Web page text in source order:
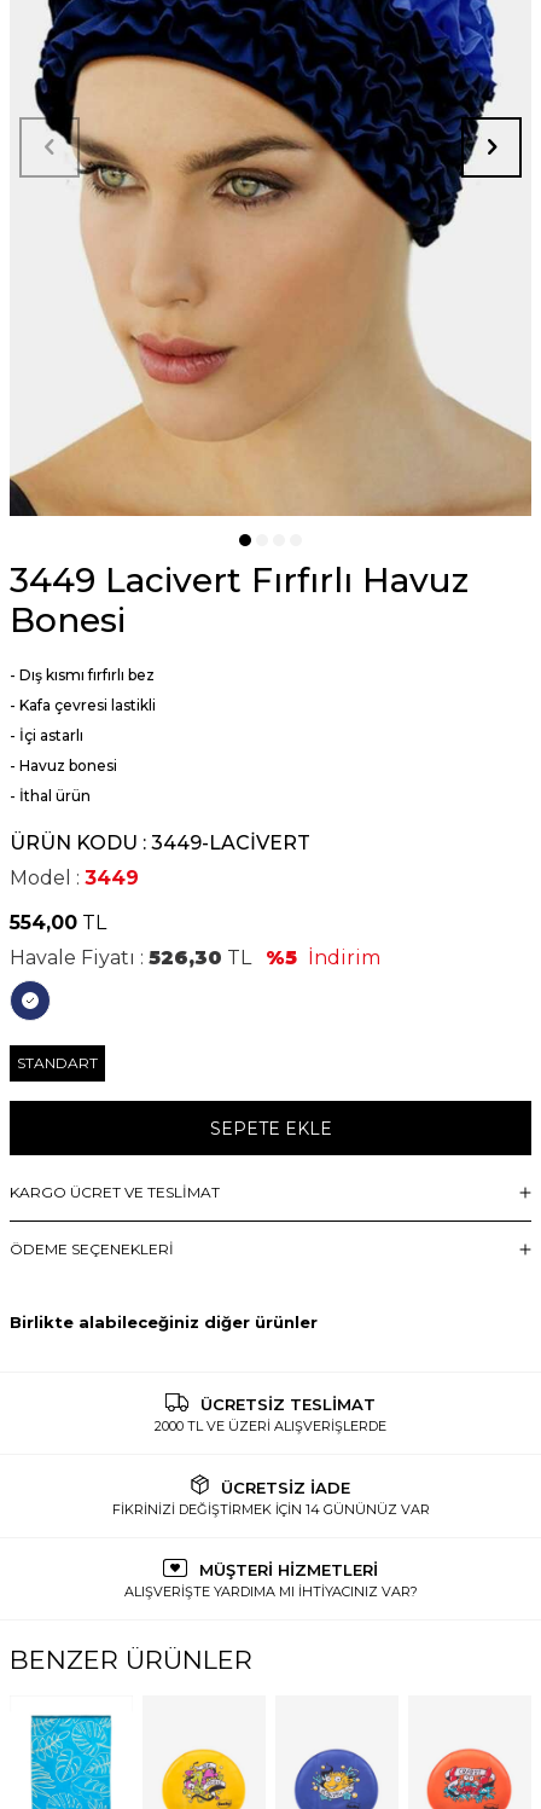
3449 Lacivert Fırfırlı Havuz
Bonesi
- Dış kısmı fırfırlı bez
- Kafa çevresi lastikli
- İçi astarlı
- Havuz bonesi
- İthal ürün
ÜRÜN KODU : 3449-LACIVERT
Model : 3449
554,00 TL
Havale Fiyatı : 526,30 TL %5 İndirim
STANDART
SEPETE EKLE
KARGO ÜCRET VE TESLİMAT
ÖDEME SEÇENEKLERI
Birlikte alabileceğiniz diğer ürünler
ÜCRETSİZ TESLİMAT
2000 TL VE ÜZERİ ALIŞVERİŞLERDE
ÜCRETSİZ İADE
FİKRİNİZİ DEĞİŞTİRMEK İÇİN 14 GÜNÜNÜZ VAR
MÜŞTERİ HİZMETLERİ
ALIŞVERİŞTE YARDIMA MI İHTİYACINIZ VAR?
BENZER ÜRÜNLER